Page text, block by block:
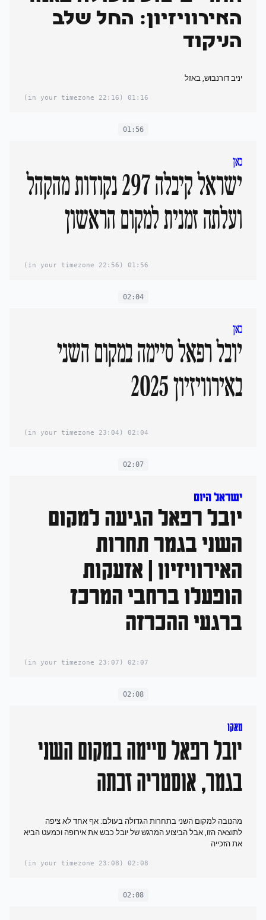
האירוויזיון: החל שלב
הניקוד
יניב דורנבוש, באזל
01:16
(22:16 in your timezone)
01:56
כאן
ישראל קיבלה 297 נקודות מהקהל
ועלתה זמנית למקום הראשון
01:56
(22:56 in your timezone)
02:04
כאן
יובל רפאל סיימה במקום השני
באירוויזיון 2025
02:04
(23:04 in your timezone)
02:07
ישראל היום
יובל רפאל הגיעה למקום
השני בגמר תחרות
האירוויזיון | אזעקות
הופעלו ברחבי המרכז
ברגעי ההכרזה
02:07
(23:07 in your timezone)
02:08
מאקו
יובל רפאל סיימה במקום השני
בגמר, אוסטריה זכתה
מהנובה למקום השני בתחרות הגדולה בעולם: אף אחד לא ציפה
לתוצאה הזו, אבל הביצוע המרגש של יובל כבש את אירופה וכמעט הביא
את הזכייה
02:08
(23:08 in your timezone)
02:08